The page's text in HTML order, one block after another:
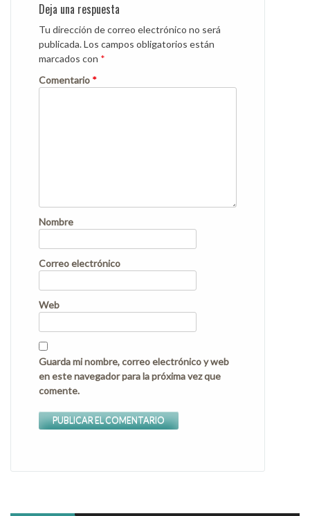
Deja una respuesta
Tu dirección de correo electrónico no será
publicada.Los campos obligatorios están
marcados con *
Comentario *
Nombre
Correo electrónico
Web
Guarda mi nombre, correo electrónico y web
en este navegador para la próxima vez que
comente.